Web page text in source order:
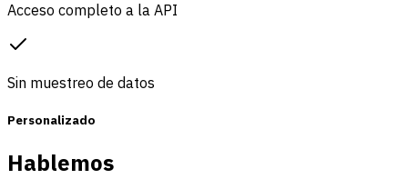
Acceso completo a la API
Sin muestreo de datos
Personalizado
Hablemos